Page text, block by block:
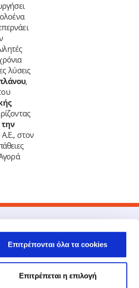
Επιτρέπονται όλα τα cookies
Επιτρέπεται η επιλογή
λύσεις
,
στον